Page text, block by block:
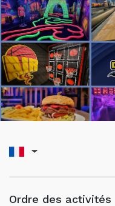
Ordre des activités